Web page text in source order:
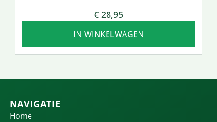
€ 28,95
IN WINKELWAGEN
NAVIGATIE
Home